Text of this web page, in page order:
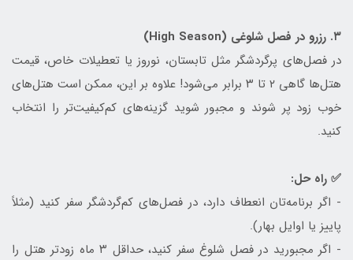
۳. رزرو در فصل شلوغی (High Season)
در فصل‌های پرگردشگر مثل تابستان، نوروز یا تعطیلات خاص، قیمت
هتل‌ها گاهی ۲ تا ۳ برابر می‌شود! علاوه بر این، ممکن است هتل‌های
خوب زود پر شوند و مجبور شوید گزینه‌های کم‌کیفیت‌تر را انتخاب
کنید.
✅ راه حل:
- اگر برنامه‌تان انعطاف دارد، در فصل‌های کم‌گردشگر سفر کنید (مثلاً
پاییز یا اوایل بهار).
- اگر مجبورید در فصل شلوغ سفر کنید، حداقل ۳ ماه زودتر هتل را